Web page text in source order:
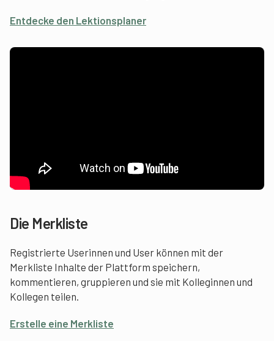
Entdecke den Lektionsplaner
Die Merkliste
Registrierte Userinnen und User können mit der
Merkliste Inhalte der Plattform speichern,
kommentieren, gruppieren und sie mit Kolleginnen und
Kollegen teilen.
Erstelle eine Merkliste